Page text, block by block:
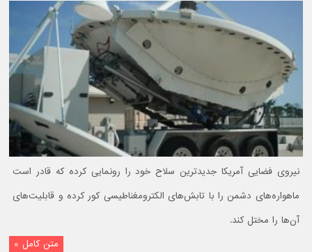
نیروی فضایی آمریکا جدیدترین سلاح خود را رونمایی کرده که قادر است
ماهواره‌های دشمن را با تابش‌های الکترومغناطیسی کور کرده و قابلیت‌های
آن‌ها را مختل کند.
متن کامل »